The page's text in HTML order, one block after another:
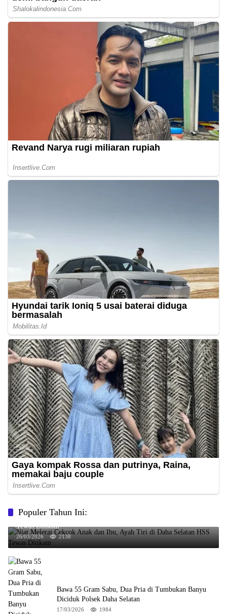
Populer Tahun Ini:
Niat Melerai Cekcok Anak dan Ibu, Ayah Tiri di Daha Selatan HSS
Tewas Ditikam
26/03/2026 2138
Bawa 55 Gram Sabu, Dua Pria di Tumbukan Banyu
Diciduk Polsek Daha Selatan
17/03/2026 1984